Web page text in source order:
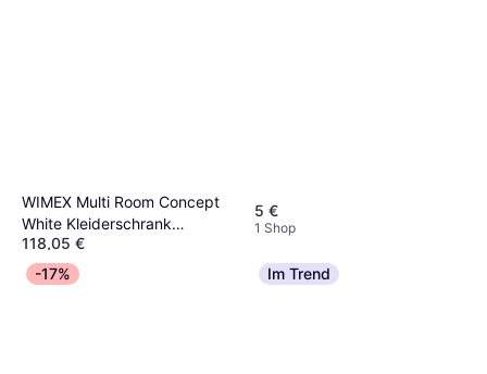
WIMEX Multi Room Concept
White Kleiderschrank
70x15cm
118,05 €
Oder 20,40 €/Mon.
9 Shops
5 €
1 Shop
-17% Im Trend